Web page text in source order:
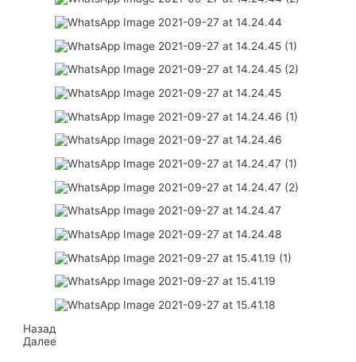
Назад
Далее